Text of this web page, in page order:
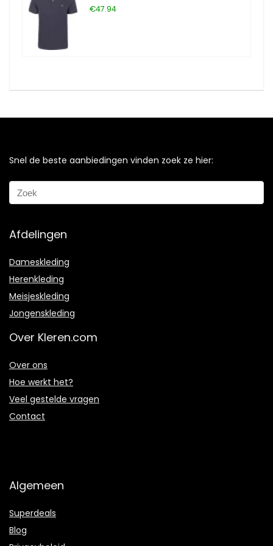
€47.94
Snel de beste aanbiedingen vinden zoek ze hier:
Afdelingen
Dameskleding
Herenkleding
Meisjeskleding
Jongenskleding
Over Kleren.com
Over ons
Hoe werkt het?
Veel gestelde vragen
Contact
Algemeen
Superdeals
Blog